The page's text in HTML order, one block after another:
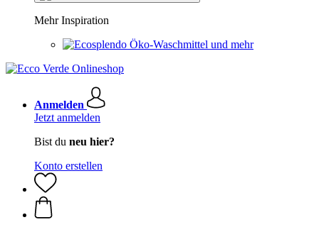
Mehr Inspiration
Öko-Waschmittel und mehr
Anmelden
Jetzt anmelden
Bist du neu hier?
Konto erstellen